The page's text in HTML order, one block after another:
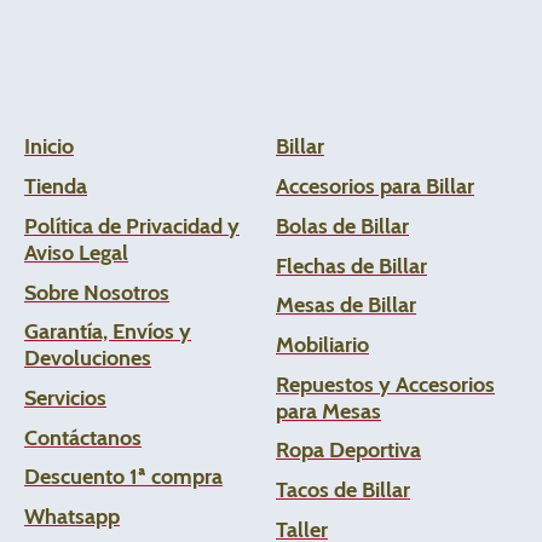
Inicio
Tienda
Política de Privacidad y
Aviso Legal
Sobre Nosotros
Garantía, Envíos y
Devoluciones
Servicios
Contáctanos
Descuento 1ª compra
Whatsapp
Billar
Accesorios para Billar
Bolas de Billar
Flechas de Billar
Mesas de Billar
Mobiliario
Repuestos y Accesorios
para Mesas
Ropa Deportiva
Tacos de Billar
Taller